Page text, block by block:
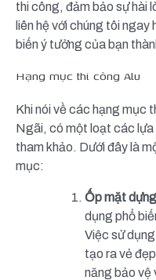
thi công, đảm bảo sự hài
liên hệ với chúng tôi ngay
biến ý tưởng của bạn
Hạng mục thi công Alu
Khi nói về các hạng mục
Ngãi, có một loạt các lựa
tham khảo. Dưới đây là
mục:
Ốp mặt
dụng phổ
Việc sử
tạo ra vẻ
năng bảo vệ